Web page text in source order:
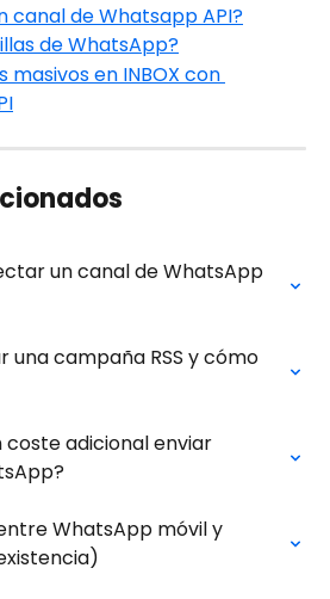
canal de Whatsapp API?
de WhatsApp?
masivos en INBOX con
un canal de WhatsApp
una campaña RSS y cómo
coste adicional enviar
WhatsApp móvil y